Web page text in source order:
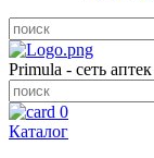
Primula - сеть аптек
0
Каталог